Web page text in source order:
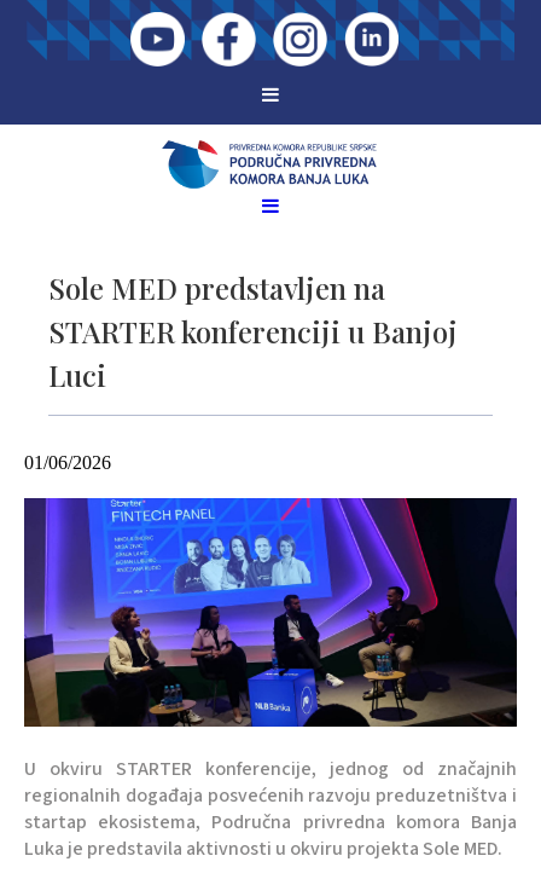
Sole MED predstavljen na
STARTER konferenciji u Banjoj
Luci
01/06/2026
U okviru STARTER konferencije, jednog od značajnih
regionalnih događaja posvećenih razvoju preduzetništva i
startap ekosistema, Područna privredna komora Banja
Luka je predstavila aktivnosti u okviru projekta Sole MED.